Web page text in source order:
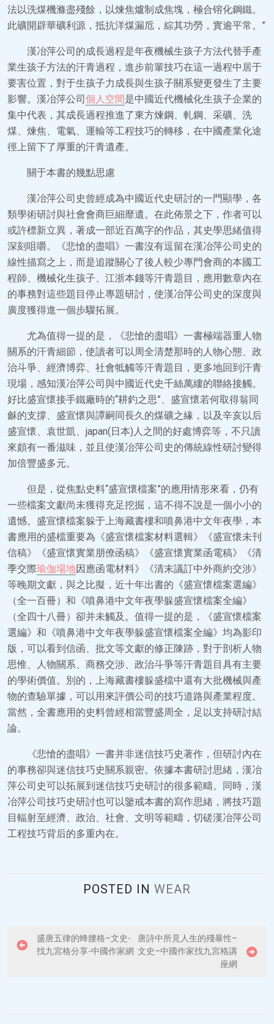
法以洗煤機滌盡殘餘，以煉焦爐制成焦塊，極合镕化鋼鐵。
此礦開辟華礦利源，抵抗洋煤漏卮，綜其功勞，實逾平常。”
漢冶萍公司的成長過程是年夜機械生孩子方法代替手產
業生孩子方法的汗青過程，進步前輩技巧在這一過程中居于
要害位置，對于生孩子力成長與生孩子關系變更發生了主要
影響。漢冶萍公司個人空間是中國近代機械化生孩子企業的
集中代表，其成長過程推進了東方煉鋼、軋鋼、采礦、洗
煤、煉焦、電氣、運輸等工程技巧的轉移，在中國產業化途
徑上留下了厚重的汗青遺產。
關于本書的幾點思慮
漢冶萍公司史曾經成為中國近代史研討的一門顯學，各
類學術研討與社會會商巨細靡遺。在此佈景之下，作者可以
或許標新立異，著成一部近百萬字的作品，其史學思緒值得
深刻咀嚼。《悲愴的盡唱》一書沒有逗留在漢冶萍公司史的
線性描寫之上，而是追蹤關心了後人較少專門會商的本國工
程師、機械化生孩子、江浙本錢等汗青題目，應用數章內在
的事務對這些題目停止專題研討，使漢冶萍公司史的深度與
廣度獲得進一個步驟拓展。
尤為值得一提的是，《悲愴的盡唱》一書極端器重人物
關系的汗青細節，使讀者可以周全清楚那時的人物心態、政
治斗爭、經濟博弈、社會牴觸等汗青題目，更多地回到汗青
現場，感知漢冶萍公司與中國近代史千絲萬縷的聯絡接觸。
好比盛宣懷接手鐵廠時的“耕釣之思”、盛宣懷若何取得翁同
龢的支撐、盛宣懷與譚嗣同長久的煤礦之緣，以及辛亥以后
盛宣懷、袁世凱、japan(日本)人之間的好處博弈等，不只讀
來頗有一番滋味，並且使漢冶萍公司史的傳統線性研討變得
加倍豐盛多元。
但是，從焦點史料“盛宣懷檔案”的應用情形來看，仍有
一些檔案文獻尚未獲得充足挖掘，這不得不說是一個小小的
遺憾。盛宣懷檔案躲于上海藏書樓和噴鼻港中文年夜學，本
書應用的盛檔重要為《盛宣懷檔案材料選輯》《盛宣懷未刊
信稿》《盛宣懷實業朋僚函稿》《盛宣懷實業函電稿》《清
季交際瑜伽場地因應函電材料》《清末議訂中外商約交涉》
等晚期文獻，與之比擬，近十年出書的《盛宣懷檔案選編》
（全一百冊）和《噴鼻港中文年夜學躲盛宣懷檔案全編》
（全四十八冊）卻并未觸及。值得一提的是，《盛宣懷檔案
選編》和《噴鼻港中文年夜學躲盛宣懷檔案全編》均為影印
版，可以看到信函、批文等文獻的修正陳跡，對于剖析人物
思惟、人物關系、商務交涉、政治斗爭等汗青題目具有主要
的學術價值。別的，上海藏書樓躲盛檔中還有大批機械與產
物的查驗單據，可以用來評價公司的技巧道路與產業程度。
當然，全書應用的史料曾經相當豐盛周全，足以支持研討結
論。
《悲愴的盡唱》一書并非迷信技巧史著作，但研討內在
的事務卻與迷信技巧史關系親密。依據本書研討思緒，漢冶
萍公司史可以拓展到迷信技巧史研討的很多範疇。同時，漢
冶萍公司技巧史研討也可以鑒戒本書的寫作思緒，將技巧題
目輻射至經濟、政治、社會、文明等範疇，切磋漢冶萍公司
工程技巧背后的多重內在。
POSTED IN WEAR
P
盛唐五律的蜂腰格–文史-
找九宮格分享-中國作家網
唐詩中所見人生的殘暴性–
文史–中國作家找九宮格講
座網